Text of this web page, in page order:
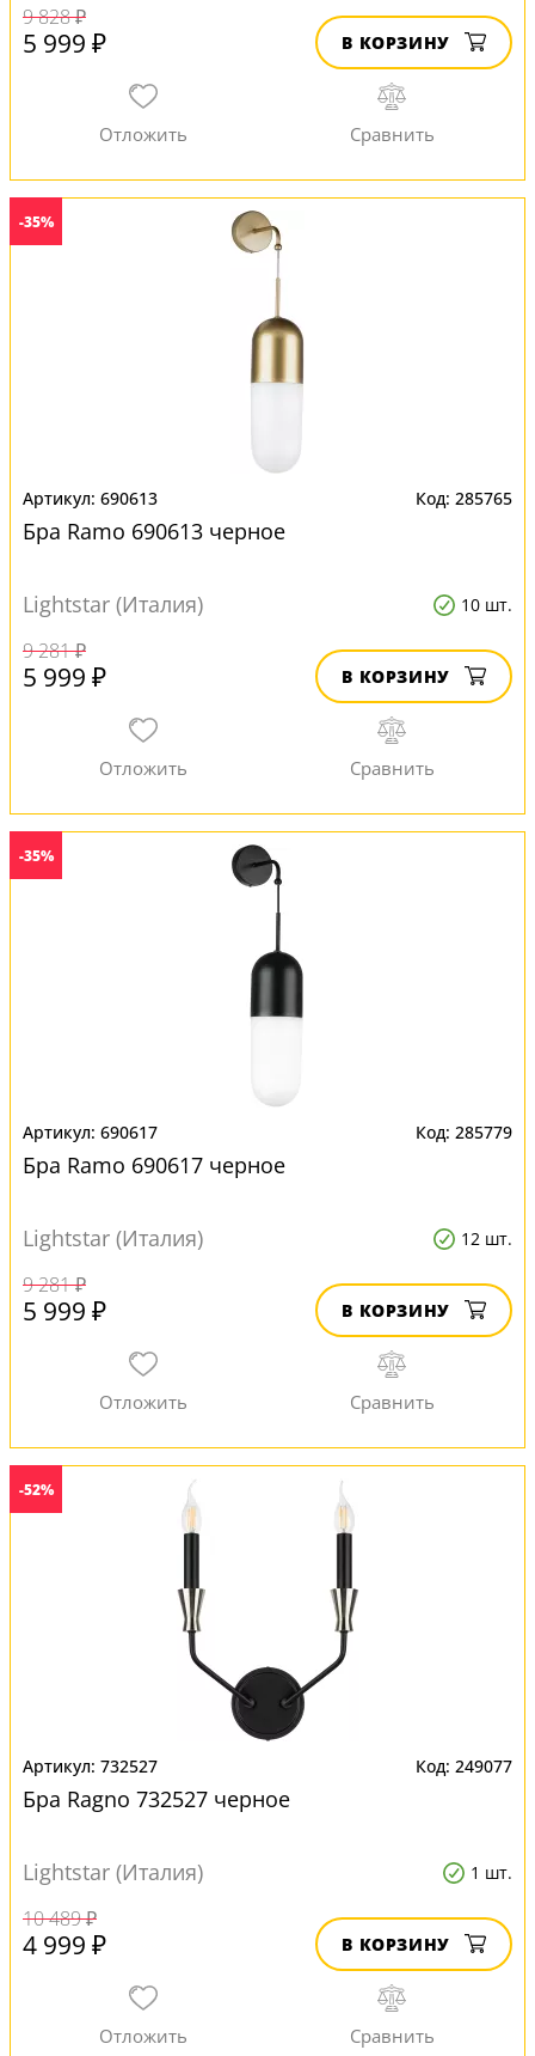
9 828 ₽
5 999 ₽ В КОРЗИНУ
-35%
690613 285765
Бра Ramo 690613 черное
Lightstar (Италия) 10 шт.
9 281 ₽
5 999 ₽ В КОРЗИНУ
-35%
690617 285779
Бра Ramo 690617 черное
Lightstar (Италия) 12 шт.
9 281 ₽
5 999 ₽ В КОРЗИНУ
-52%
732527 249077
Бра Ragno 732527 черное
Lightstar (Италия) 1 шт.
10 489 ₽
4 999 ₽ В КОРЗИНУ